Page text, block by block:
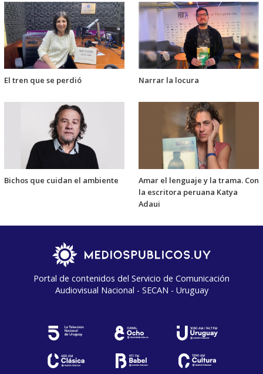
El tren que se perdió Narrar la locura
Bichos que cuidan el ambiente
Amar el lenguaje y la trama. Con
la escritora peruana Katya
Adaui
Portal de contenidos del Servicio de Comunicación
Audiovisual Nacional - SECAN - Uruguay